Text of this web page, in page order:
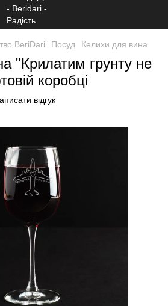
BeriDari Посуд Келихи для вина
"Крилатим грунту не
коробці
відгук